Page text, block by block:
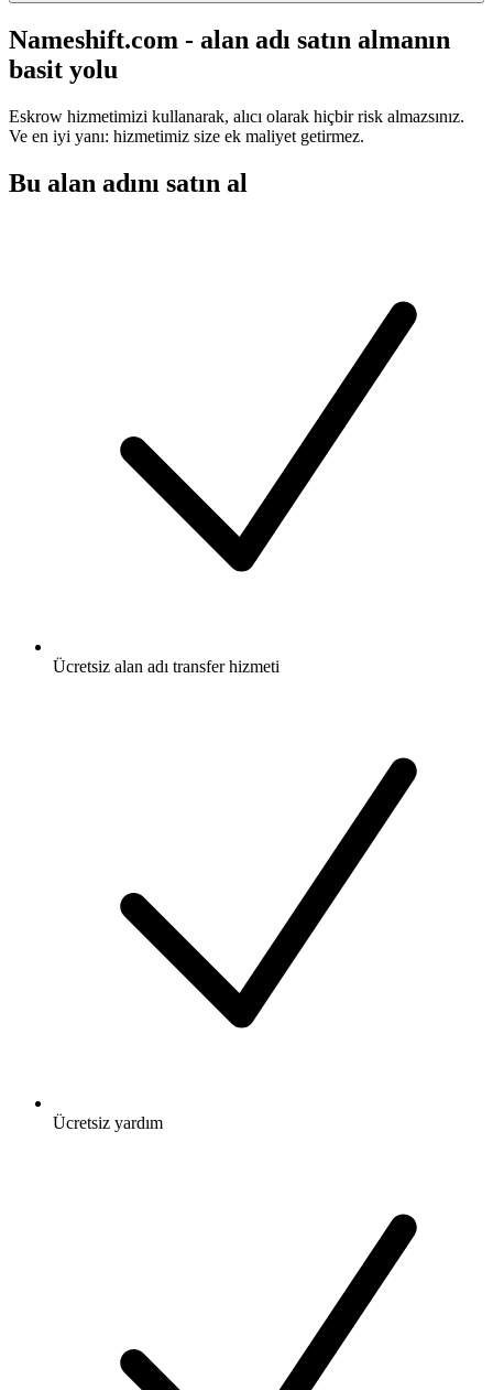
Nameshift.com - alan adı satın almanın
basit yolu
Eskrow hizmetimizi kullanarak, alıcı olarak hiçbir risk almazsınız.
Ve en iyi yanı: hizmetimiz size ek maliyet getirmez.
Bu alan adını satın al
Ücretsiz alan adı transfer hizmeti
Ücretsiz yardım